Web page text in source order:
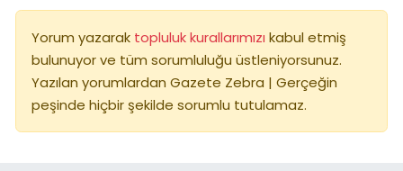
Yorum yazarak topluluk kurallarımızı kabul etmiş
bulunuyor ve tüm sorumluluğu üstleniyorsunuz.
Yazılan yorumlardan Gazete Zebra | Gerçeğin
peşinde hiçbir şekilde sorumlu tutulamaz.